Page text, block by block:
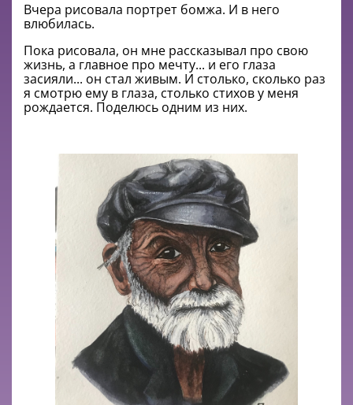
Вчера рисовала портрет бомжа. И в него
влюбилась.
Пока рисовала, он мне рассказывал про свою
жизнь, а главное про мечту... и его глаза
засияли... он стал живым. И столько, сколько раз
я смотрю ему в глаза, столько стихов у меня
рождается. Поделюсь одним из них.